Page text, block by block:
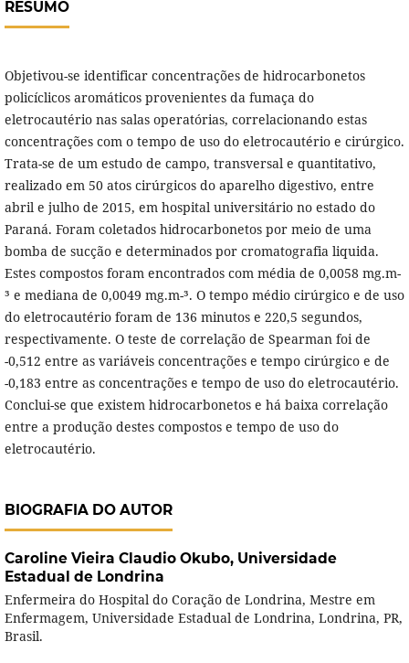
RESUMO
Objetivou-se identificar concentrações de hidrocarbonetos
policíclicos aromáticos provenientes da fumaça do
eletrocautério nas salas operatórias, correlacionando estas
concentrações com o tempo de uso do eletrocautério e cirúrgico.
Trata-se de um estudo de campo, transversal e quantitativo,
realizado em 50 atos cirúrgicos do aparelho digestivo, entre
abril e julho de 2015, em hospital universitário no estado do
Paraná. Foram coletados hidrocarbonetos por meio de uma
bomba de sucção e determinados por cromatografia liquida.
Estes compostos foram encontrados com média de 0,0058 mg.m-
³ e mediana de 0,0049 mg.m-³. O tempo médio cirúrgico e de uso
do eletrocautério foram de 136 minutos e 220,5 segundos,
respectivamente. O teste de correlação de Spearman foi de
-0,512 entre as variáveis concentrações e tempo cirúrgico e de
-0,183 entre as concentrações e tempo de uso do eletrocautério.
Conclui-se que existem hidrocarbonetos e há baixa correlação
entre a produção destes compostos e tempo de uso do
eletrocautério.
BIOGRAFIA DO AUTOR
Caroline Vieira Claudio Okubo, Universidade
Estadual de Londrina
Enfermeira do Hospital do Coração de Londrina, Mestre em
Enfermagem, Universidade Estadual de Londrina, Londrina, PR,
Brasil.